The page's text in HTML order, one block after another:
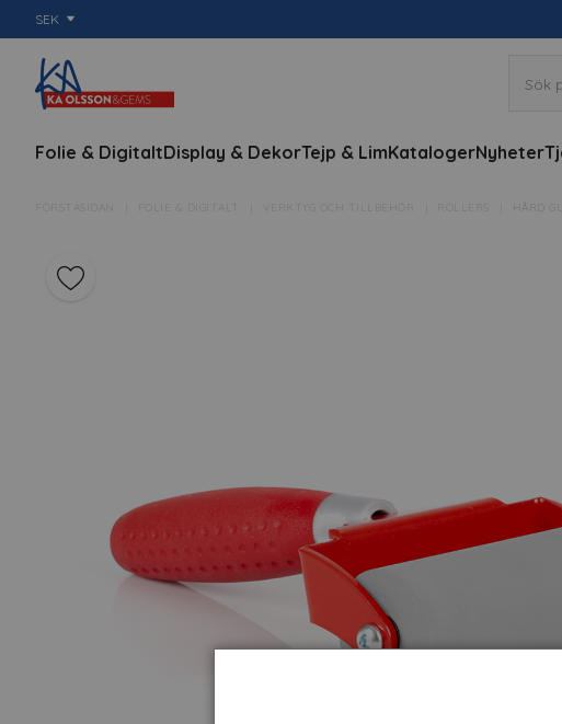
SEK
Folie & DigitaltDisplay & DekorTejp & LimKatalogerNyheter
FÖRSTASIDAN FOLIE & DIGITALT VERKTYG OCH TILLBEHÖR HÅRD